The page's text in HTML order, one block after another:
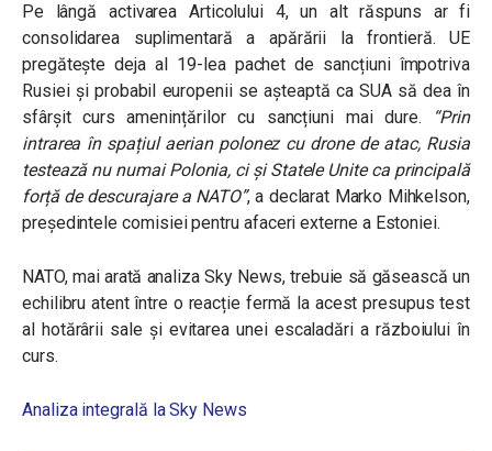
Pe lângă activarea Articolului 4, un alt răspuns ar fi
consolidarea suplimentară a apărării la frontieră. UE
pregătește deja al 19-lea pachet de sancțiuni împotriva
Rusiei și probabil europenii se așteaptă ca SUA să dea în
sfârșit curs amenințărilor cu sancțiuni mai dure. “Prin
intrarea în spațiul aerian polonez cu drone de atac, Rusia
testează nu numai Polonia, ci și Statele Unite ca principală
forță de descurajare a NATO”, a declarat Marko Mihkelson,
președintele comisiei pentru afaceri externe a Estoniei.
NATO, mai arată analiza Sky News, trebuie să găsească un
echilibru atent între o reacție fermă la acest presupus test
al hotărârii sale și evitarea unei escaladări a războiului în
curs.
Analiza integrală la Sky News